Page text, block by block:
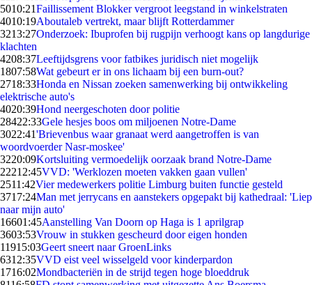
5010:21Faillissement Blokker vergroot leegstand in winkelstraten
4010:19Aboutaleb vertrekt, maar blijft Rotterdammer
3213:27Onderzoek: Ibuprofen bij rugpijn verhoogt kans op langdurige
klachten
4208:37Leeftijdsgrens voor fatbikes juridisch niet mogelijk
1807:58Wat gebeurt er in ons lichaam bij een burn-out?
2718:33Honda en Nissan zoeken samenwerking bij ontwikkeling
elektrische auto's
4020:39Hond neergeschoten door politie
28422:33Gele hesjes boos om miljoenen Notre-Dame
3022:41'Brievenbus waar granaat werd aangetroffen is van
woordvoerder Nasr-moskee'
3220:09Kortsluiting vermoedelijk oorzaak brand Notre-Dame
22212:45VVD: 'Werklozen moeten vakken gaan vullen'
2511:42Vier medewerkers politie Limburg buiten functie gesteld
3717:24Man met jerrycans en aanstekers opgepakt bij kathedraal: 'Liep
naar mijn auto'
16601:45Aanstelling Van Doorn op Haga is 1 aprilgrap
3603:53Vrouw in stukken gescheurd door eigen honden
11915:03Geert sneert naar GroenLinks
6312:35VVD eist veel wisselgeld voor kinderpardon
1716:02Mondbacteriën in de strijd tegen hoge bloeddruk